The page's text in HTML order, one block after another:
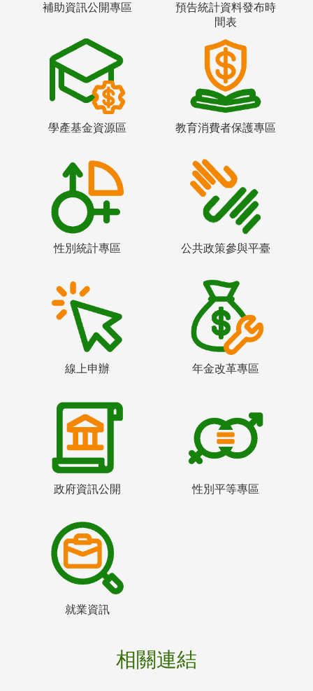
補助資訊公開專區
預告統計資料發布時
間表
學產基金資源區 教育消費者保護專區
性別統計專區 公共政策參與平臺
線上申辦 年金改革專區
政府資訊公開 性別平等專區
就業資訊
相關連結